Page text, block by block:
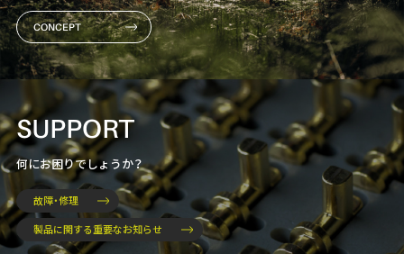
CONCEPT
SUPPORT
何にお困りでしょうか？
故障・修理
製品に関する重要なお知らせ